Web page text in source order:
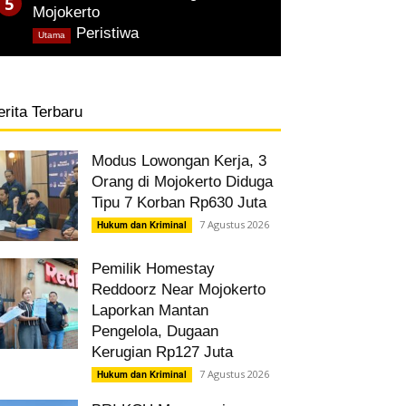
Mojokerto
Peristiwa,
Utama
Terbaru
Modus Lowongan Kerja, 3
Orang di Mojokerto Diduga
Tipu 7 Korban Rp630 Juta
Hukum dan Kriminal 7 Agustus 2026
Pemilik Homestay
Reddoorz Near Mojokerto
Laporkan Mantan
Pengelola, Dugaan
Kerugian Rp127 Juta
Hukum dan Kriminal 7 Agustus 2026